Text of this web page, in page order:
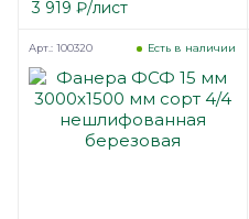
3 919 ₽/лист
Есть в наличии
Арт.: 100320